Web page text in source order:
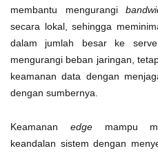
membantu mengurangi
secara lokal, sehingga
dalam jumlah besar ke
mengurangi beban jaringan,
keamanan data dengan
dengan sumbernya.
Keamanan edgemampu
keandalan sistem dengan